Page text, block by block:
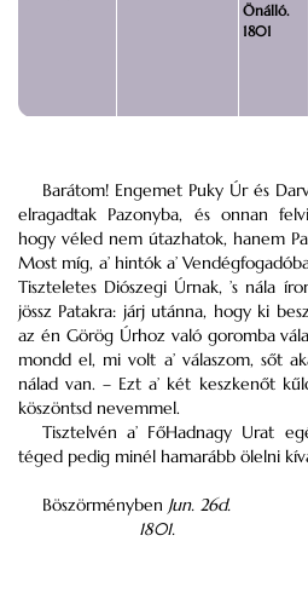
Önálló.
1801
Barátom! Engemet Puky Úr és
elragadtak Pazonyba, és onnan
hogy véled nem útazhatok, hanem
Most míg, a’ hintók a’
Tiszteletes Diószegi Úrnak, ’s nála
jössz Patakra: járj utánna, hogy ki
az én GörögÚrhoz való goromba
mondd el, mi volt a’ válaszom, sőt
nálad van. – Ezt a’ két keszkenőt
köszöntsd nevemmel.
Tisztelvén a’ FőHadnagy Urat
téged pedig minél hamarább ölelni
Böszörményben Jun. 26d.
1801.